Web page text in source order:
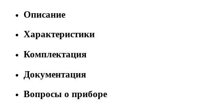
Описание
Характеристики
Комплектация
Документация
Вопросы о приборе